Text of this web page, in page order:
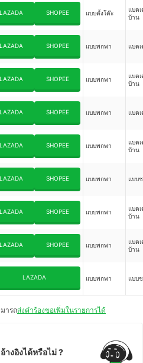
LAZADA SHOPEE แบบตั้งโต๊ะ
แบต
บ้าน
LAZADA SHOPEE แบบพกพา แบต
LAZADA SHOPEE แบบพกพา
แบต
บ้าน
LAZADA SHOPEE แบบพกพา แบต
LAZADA SHOPEE แบบพกพา
แบต
บ้าน
LAZADA SHOPEE แบบพกพา แบบ
LAZADA SHOPEE แบบพกพา
แบต
บ้าน
LAZADA SHOPEE แบบพกพา
แบต
บ้าน
LAZADA แบบพกพา แบบ
ารถส่งคำร้องขอเพิ่มในรายการได้
งอิงได้หรือไม่ ?